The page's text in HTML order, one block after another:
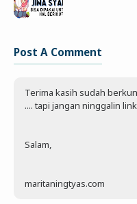
Post A Comment
Terima kasih sudah
.... tapi jangan ninggalin
Salam,
maritaningtyas.com